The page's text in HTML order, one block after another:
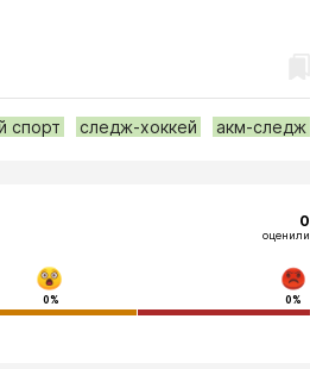
спорт следж-хоккей акм-следж
0
оценили
0% 0%